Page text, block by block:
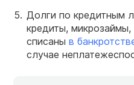
Долги по кредитным
кредиты, микрозаймы,
списаны в
случае